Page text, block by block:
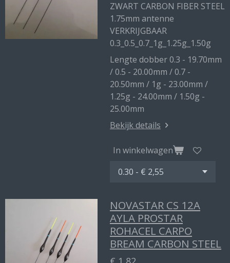
ZWART CARBON FIBER STEEL
1.75mm antenne
VERKRIJGBAAR
0.3_0.5_0.7_1g_1.25g_1.50g
Lengte dobber 0.3 - 19.70mm
/ 0.5 - 20.00mm / 0.7 -
20.50mm / 1g - 23.00mm /
1.25g - 24.00mm / 1.50g -
25.00mm
Bekijk details
In winkelwagen
NOVASTAR CS 12A
AYLA PROSTAR
ROHACEL CARPO
BREAM CARBON STEEL